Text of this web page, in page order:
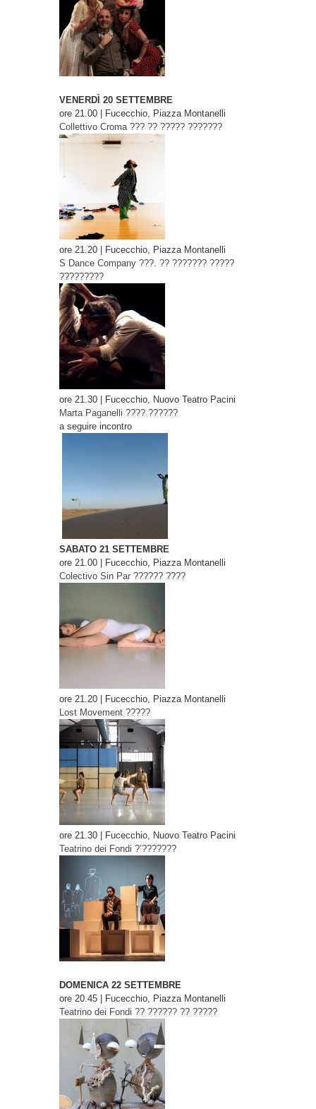
VENERDÌ 20 SETTEMBRE
ore 21.00 | Fucecchio, Piazza Montanelli
Collettivo Croma ??? ?? ????? ???????
ore 21.20 | Fucecchio, Piazza Montanelli
S Dance Company ???. ?? ??????? ?????
?????????
ore 21.30 | Fucecchio, Nuovo Teatro Pacini
Marta Paganelli ???? ??????
a seguire incontro
SABATO 21 SETTEMBRE
ore 21.00 | Fucecchio, Piazza Montanelli
Colectivo Sin Par ?????? ????
ore 21.20 | Fucecchio, Piazza Montanelli
Lost Movement ?????
ore 21.30 | Fucecchio, Nuovo Teatro Pacini
Teatrino dei Fondi ?’???????
DOMENICA 22 SETTEMBRE
ore 20.45 | Fucecchio, Piazza Montanelli
Teatrino dei Fondi ?? ?????? ?? ?????